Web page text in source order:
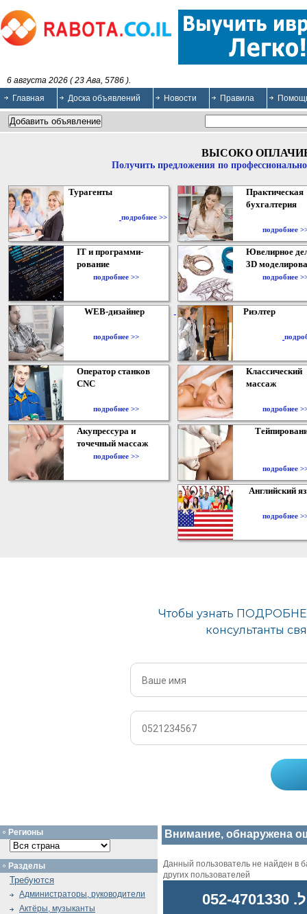
6 августа 2026 ( 23 Ава, 5786 ).
Главная
Доска объявлений Новости Правила
ВЫСОКО
Получить предложения по
Турагенты
подробнее >>
Практическая
бухгалтерия
подробнее
IT и программи-
рование
подробнее >>
Ювелирное
3D
подробнее
WEB-дизайнер
подробнее >>
Риэлтер
Оператор станков
CNC
подробнее >>
Классический
массаж
подробнее
Акупрессура и
точечный массаж
подробнее >>
подробнее
Английский
подробнее
Внимание, обнаружена
Данный пользователь не найден в
других пользователей
Регионы
Разделы
Требуются
Администраторы, руководители
Актёры, музыканты